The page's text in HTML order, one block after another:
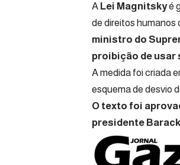
A Lei Magnitskyé
de direitos humanos
ministro do
proibição de usar
A medida foi criada
esquema de desvio
O texto foi
presidente